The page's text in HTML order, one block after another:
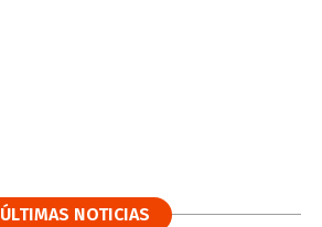
ÚLTIMAS NOTICIAS